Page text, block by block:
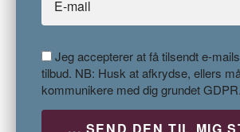
Jeg accepterer at få tilsendt e-
tilbud. NB: Husk at afkrydse, ellers
kommunikere med dig grundet GDPR.